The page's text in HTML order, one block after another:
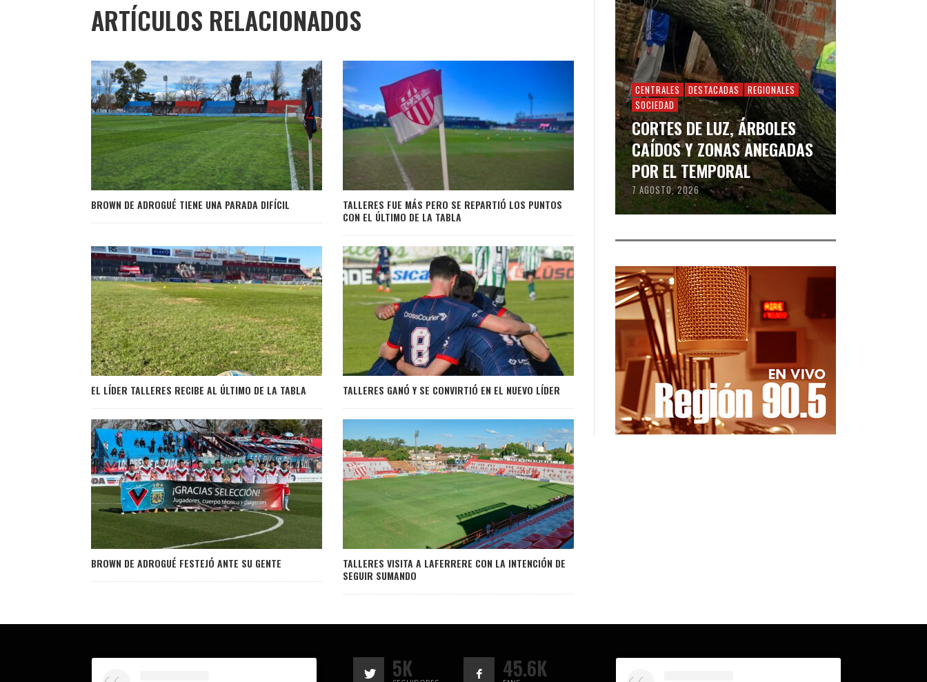
ARTÍCULOS RELACIONADOS
BROWN DE ADROGUÉ TIENE UNA PARADA DIFÍCIL
TALLERES FUE MÁS PERO SE REPARTIÓ LOS PUNTOS
CON EL ÚLTIMO DE LA TABLA
EL LÍDER TALLERES RECIBE AL ÚLTIMO DE LA TABLA TALLERES GANÓ Y SE CONVIRTIÓ EN EL NUEVO LÍDER
BROWN DE ADROGUÉ FESTEJÓ ANTE SU GENTE
TALLERES VISITA A LAFERRERE CON LA INTENCIÓN DE
SEGUIR SUMANDO
CENTRALES DESTACADAS
REGIONALES
SOCIEDAD
CORTES DE LUZ, ÁRBOLES
CAÍDOS Y ZONAS ANEGADAS
POR EL TEMPORAL
7 AGOSTO, 2026
5K 45.6K